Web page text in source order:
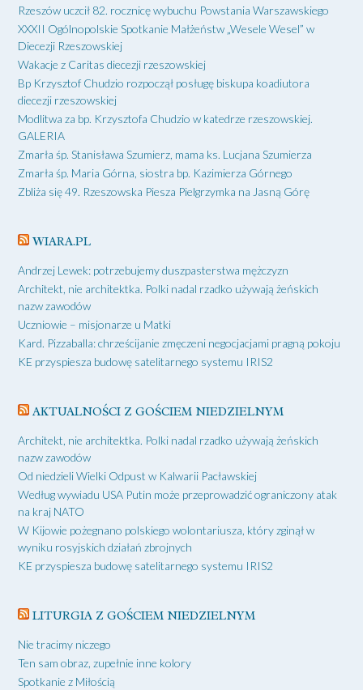
Rzeszów uczcił 82. rocznicę wybuchu Powstania Warszawskiego
XXXII Ogólnopolskie Spotkanie Małżeństw „Wesele Wesel” w
Diecezji Rzeszowskiej
Wakacje z Caritas diecezji rzeszowskiej
Bp Krzysztof Chudzio rozpoczął posługę biskupa koadiutora
diecezji rzeszowskiej
Modlitwa za bp. Krzysztofa Chudzio w katedrze rzeszowskiej.
GALERIA
Zmarła śp. Stanisława Szumierz, mama ks. Lucjana Szumierza
Zmarła śp. Maria Górna, siostra bp. Kazimierza Górnego
Zbliża się 49. Rzeszowska Piesza Pielgrzymka na Jasną Górę
WIARA.PL
Andrzej Lewek: potrzebujemy duszpasterstwa mężczyzn
Architekt, nie architektka. Polki nadal rzadko używają żeńskich
nazw zawodów
Uczniowie – misjonarze u Matki
Kard. Pizzaballa: chrześcijanie zmęczeni negocjacjami pragną pokoju
KE przyspiesza budowę satelitarnego systemu IRIS2
AKTUALNOŚCI Z GOŚCIEM NIEDZIELNYM
Architekt, nie architektka. Polki nadal rzadko używają żeńskich
nazw zawodów
Od niedzieli Wielki Odpust w Kalwarii Pacławskiej
Według wywiadu USA Putin może przeprowadzić ograniczony atak
na kraj NATO
W Kijowie pożegnano polskiego wolontariusza, który zginął w
wyniku rosyjskich działań zbrojnych
KE przyspiesza budowę satelitarnego systemu IRIS2
LITURGIA Z GOŚCIEM NIEDZIELNYM
Nie tracimy niczego
Ten sam obraz, zupełnie inne kolory
Spotkanie z Miłością